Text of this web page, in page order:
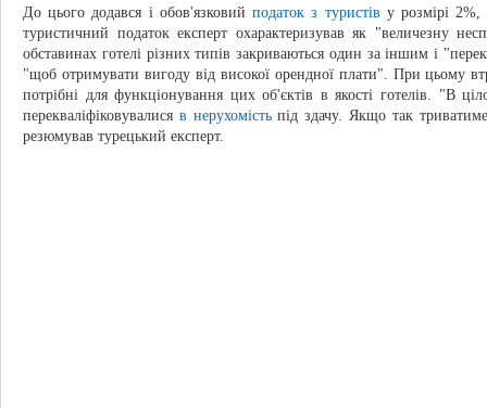
До цього додався і обов'язковийподаток з туристів у розмірі
туристичний податок експерт охарактеризував як "величезну
обставинах готелі різних типів закриваються один за іншим і
"щоб отримувати вигоду від високої орендної плати". При цьому
потрібні для функціонування цих об'єктів в якості готелів. "В
перекваліфіковувалися в нерухомістьпід здачу. Якщо так
резюмував турецький експерт.